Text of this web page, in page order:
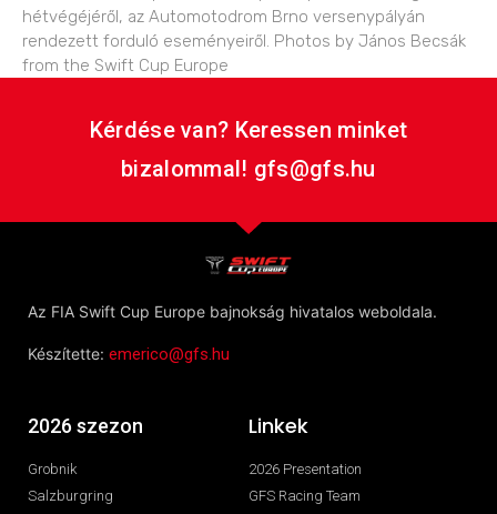
hétvégéjéről, az Automotodrom Brno versenypályán
rendezett forduló eseményeiről. Photos by János Becsák
from the Swift Cup Europe
Kérdése van? Keressen minket
bizalommal! gfs@gfs.hu
Az FIA Swift Cup Europe bajnokság hivatalos weboldala.
Készítette: emerico@gfs.hu
2026 szezon
Grobnik
Salzburgring
Linkek
2026 Presentation
GFS Racing Team